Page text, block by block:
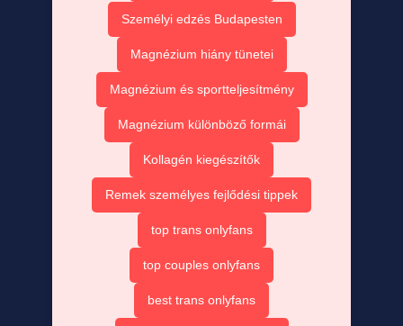
Személyi edzés Budapesten
Magnézium hiány tünetei
Magnézium és sportteljesítmény
Magnézium különböző formái
Kollagén kiegészítők
Remek személyes fejlődési tippek
top trans onlyfans
top couples onlyfans
best trans onlyfans